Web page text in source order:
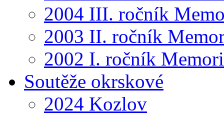
2004 III. ročník
2003 II. ročník
2002 I. ročník
Soutěže okrskové
2024 Kozlov